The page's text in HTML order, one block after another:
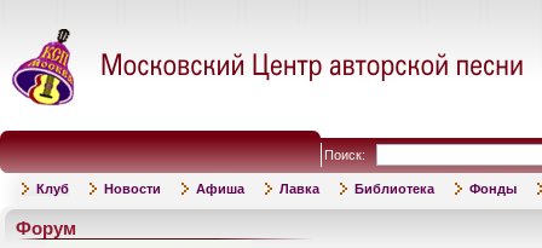
Поиск:
Клуб Новости Афиша Лавка Библиотека Фонды
Форум